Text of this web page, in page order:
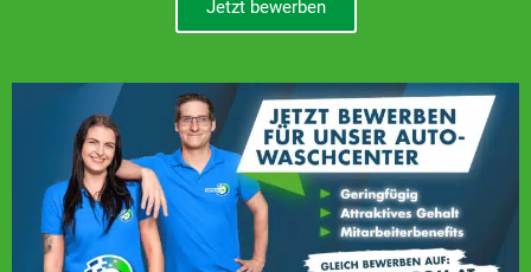
Jetzt bewerben